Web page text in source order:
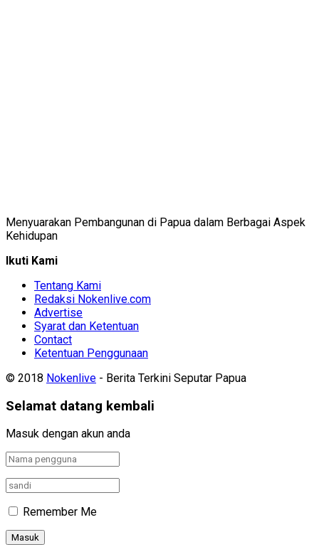
Menyuarakan Pembangunan di Papua dalam Berbagai Aspek
Kehidupan
Ikuti Kami
Tentang Kami
Redaksi Nokenlive.com
Advertise
Syarat dan Ketentuan
Contact
Ketentuan Penggunaan
© 2018 Nokenlive - Berita Terkini Seputar Papua
Selamat datang kembali
Masuk dengan akun anda
Remember Me